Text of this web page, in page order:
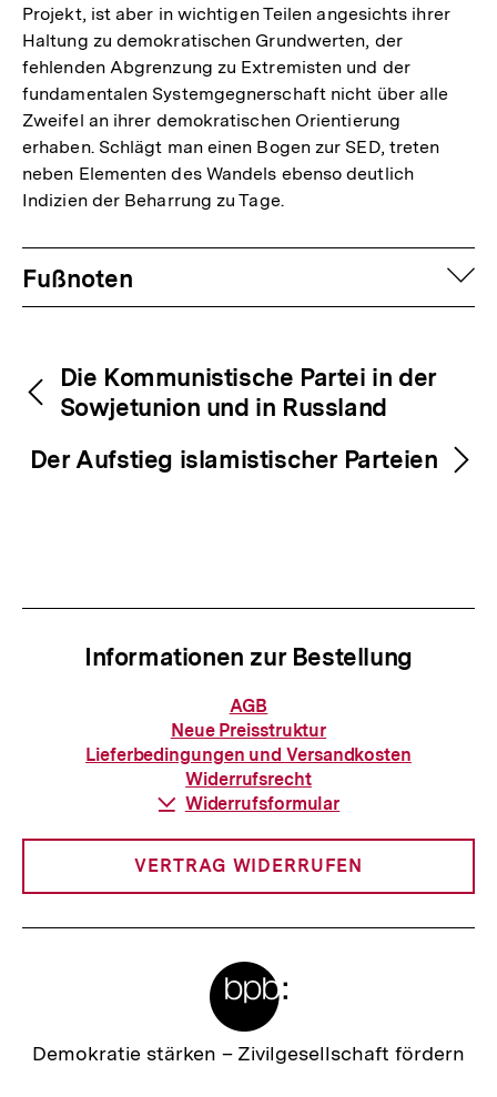
Projekt, ist aber in wichtigen Teilen angesichts ihrer
Haltung zu demokratischen Grundwerten, der
fehlenden Abgrenzung zu Extremisten und der
fundamentalen Systemgegnerschaft nicht über alle
Zweifel an ihrer demokratischen Orientierung
erhaben. Schlägt man einen Bogen zur SED, treten
neben Elementen des Wandels ebenso deutlich
Indizien der Beharrung zu Tage.
Fussnoten
Fußnoten
Inhaltsnavigation
Inhaltsnavigation
Die Kommunistische Partei in der
Sowjetunion und in Russland
Der Aufstieg islamistischer Parteien
Informationen zur Bestellung
Informationen
zur
Bestellung
AGB
Neue Preisstruktur
Lieferbedingungen und Versandkosten
Widerrufsrecht
Download-
Widerrufsformular
VERTRAG WIDERRUFEN
Zur
Demokratie stärken – Zivilgesellschaft fördern